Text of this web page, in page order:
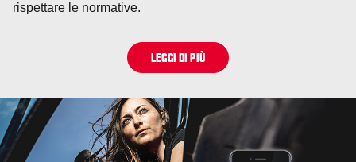
rispettare le normative.
LEGGI DI PIÙ